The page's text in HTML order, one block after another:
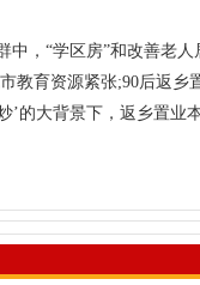
中，“学区房”和改善老
教育资源紧张;90后返
’的大背景下，返乡置业